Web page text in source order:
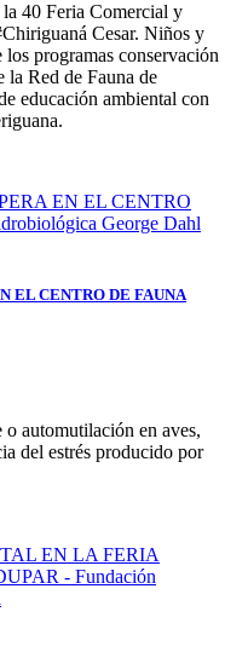
40 Feria Comercial y
Cesar. Niños y
programas conservación
la Red de Fauna de
educación ambiental con
EL CENTRO DE FAUNA
automutilación en aves,
del estrés producido por